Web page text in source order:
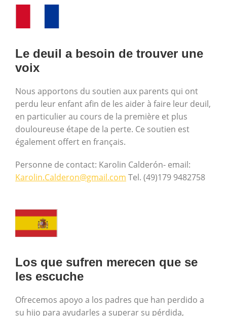
Le deuil a besoin de trouver une
voix
Nous apportons du soutien aux parents qui ont
perdu leur enfant afin de les aider à faire leur deuil,
en particulier au cours de la première et plus
douloureuse étape de la perte. Ce soutien est
également offert en français.
Personne de contact: Karolin Calderón- email:
Karolin.Calderon@gmail.com Tel. (49)179 9482758
Los que sufren merecen que se
les escuche
Ofrecemos apoyo a los padres que han perdido a
su hijo para ayudarles a superar su pérdida,